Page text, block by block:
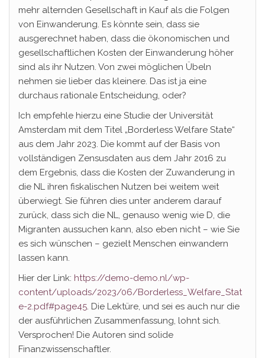
mehr alternden Gesellschaft in Kauf als die Folgen
von Einwanderung. Es könnte sein, dass sie
ausgerechnet haben, dass die ökonomischen und
gesellschaftlichen Kosten der Einwanderung höher
sind als ihr Nutzen. Von zwei möglichen Übeln
nehmen sie lieber das kleinere. Das ist ja eine
durchaus rationale Entscheidung, oder?
Ich empfehle hierzu eine Studie der Universität
Amsterdam mit dem Titel „Borderless Welfare State“
aus dem Jahr 2023. Die kommt auf der Basis von
vollständigen Zensusdaten aus dem Jahr 2016 zu
dem Ergebnis, dass die Kosten der Zuwanderung in
die NL ihren fiskalischen Nutzen bei weitem weit
überwiegt. Sie führen dies unter anderem darauf
zurück, dass sich die NL, genauso wenig wie D, die
Migranten aussuchen kann, also eben nicht – wie Sie
es sich wünschen – gezielt Menschen einwandern
lassen kann.
Hier der Link: https://demo-demo.nl/wp-
content/uploads/2023/06/Borderless_Welfare_Stat
e-2.pdf#page45. Die Lektüre, und sei es auch nur die
der ausführlichen Zusammenfassung, lohnt sich.
Versprochen! Die Autoren sind solide
Finanzwissenschaftler.